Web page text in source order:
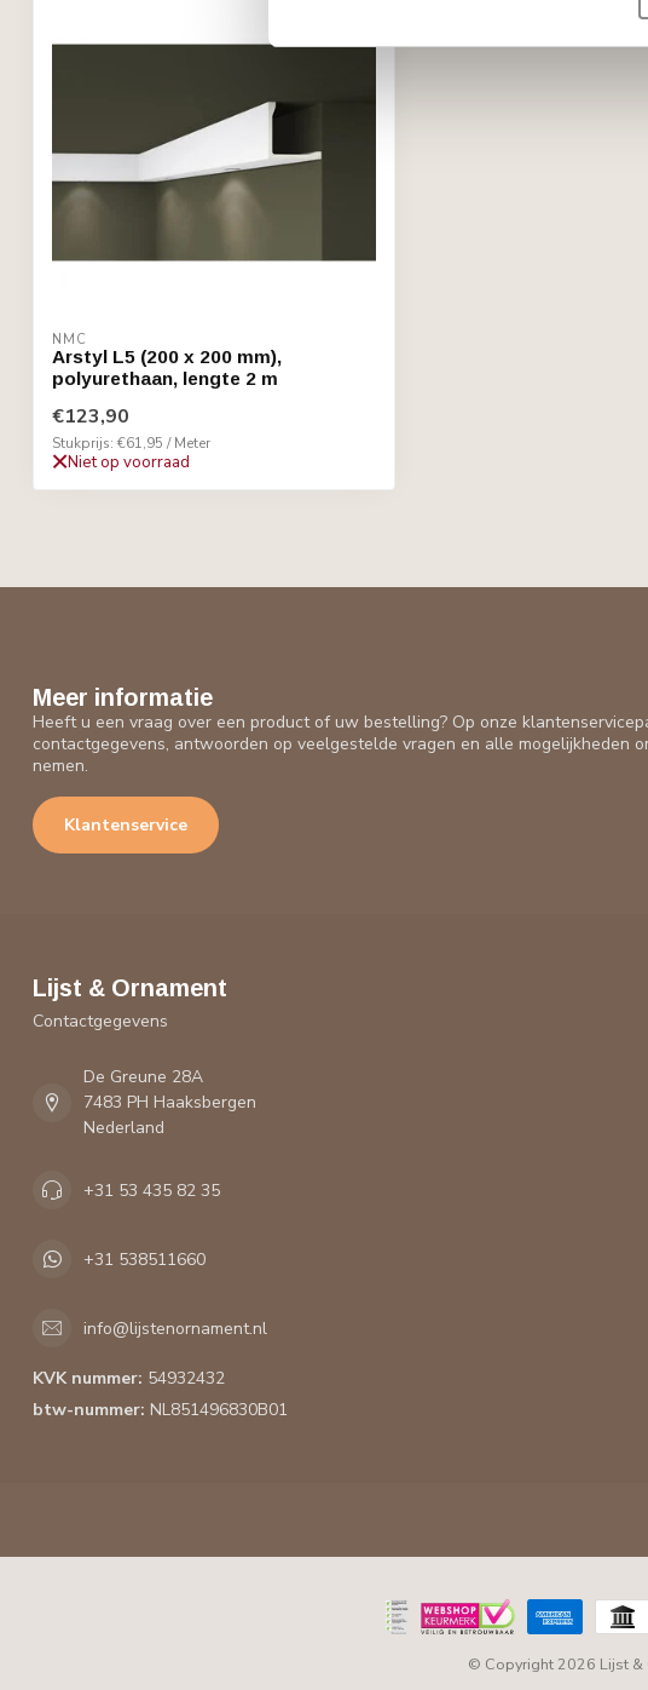
NMC
Arstyl L5 (200 x 200 mm),
polyurethaan, lengte 2 m
€123,90
Stukprijs: €61,95 / Meter
Niet op voorraad
Meer informatie
Heeft u een vraag over een product of uw bestelling? Op onze
contactgegevens, antwoorden op veelgestelde vragen en alle mogelijkheden
nemen.
Klantenservice
Lijst & Ornament
Contactgegevens
De Greune 28A
7483 PH Haaksbergen
Nederland
+31 53 435 82 35
+31 538511660
info@lijstenornament.nl
KVK nummer: 54932432
btw-nummer: NL851496830B01
© Copyright 2026 Lijst &